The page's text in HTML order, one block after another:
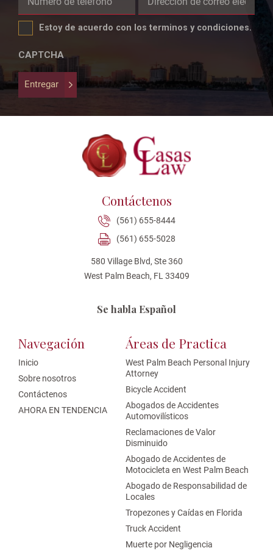
Estoy de acuerdo con los terminos y condiciones.
CAPTCHA
This
field
is
for
validation
purposes
and
Entregar
Contáctenos
(561) 655-8444
(561) 655-5028
580 Village Blvd, Ste 360
West Palm Beach, FL 33409
Se habla Español
Navegación
Inicio
Sobre nosotros
Contáctenos
AHORA EN TENDENCIA
Áreas de Practica
West Palm Beach Personal Injury
Attorney
Bicycle Accident
Abogados de Accidentes
Automovilísticos
Reclamaciones de Valor
Disminuido
Abogado de Accidentes de
Motocicleta en West Palm Beach
Abogado de Responsabilidad de
Locales
Tropezones y Caídas en Florida
Truck Accident
Muerte por Negligencia